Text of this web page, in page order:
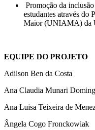
Promoção da
estudantes através do
Maior (UNIAMA) da
EQUIPE DO PROJETO
Adilson Ben da Costa
Ana Claudia Munari
Ana Luisa Teixeira de
Ângela Cogo Fronckowiak